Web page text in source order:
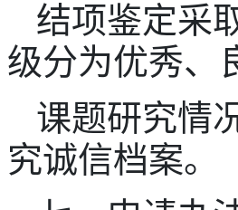
结项鉴定采
级分为优秀、
课题研究情
究诚信档案。